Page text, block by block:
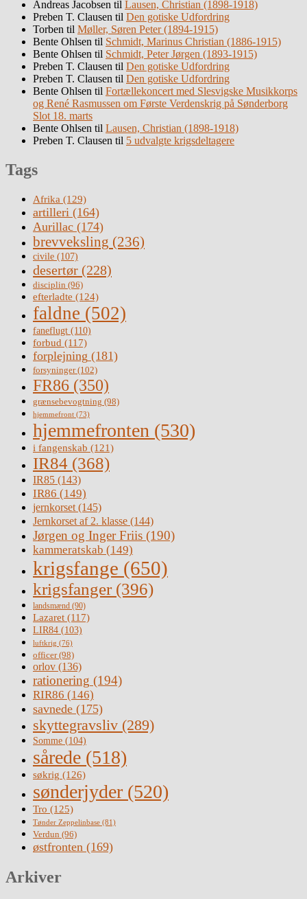
Andreas Jacobsen til Lausen, Christian (1898-1918)
Preben T. Clausen til Den gotiske Udfordring
Torben til Møller, Søren Peter (1894-1915)
Bente Ohlsen til Schmidt, Marinus Christian (1886-1915)
Bente Ohlsen til Schmidt, Peter Jørgen (1893-1915)
Preben T. Clausen til Den gotiske Udfordring
Preben T. Clausen til Den gotiske Udfordring
Bente Ohlsen til Fortællekoncert med Slesvigske Musikkorps
og René Rasmussen om Første Verdenskrig på Sønderborg
Slot 18. marts
Bente Ohlsen til Lausen, Christian (1898-1918)
Preben T. Clausen til 5 udvalgte krigsdeltagere
Tags
Afrika (129)
artilleri (164)
Aurillac (174)
brevveksling (236)
civile (107)
desertør (228)
disciplin (96)
efterladte (124)
faldne (502)
faneflugt (110)
forbud (117)
forplejning (181)
forsyninger(102)
FR86 (350)
grænsebevogtning (98)
hjemmefront (73)
hjemmefronten (530)
i fangenskab (121)
IR84 (368)
IR85 (143)
IR86 (149)
jernkorset(145)
Jernkorset af 2. klasse (144)
Jørgen og Inger Friis (190)
kammeratskab (149)
krigsfange (650)
krigsfanger (396)
landsmænd (90)
Lazaret (117)
LIR84 (103)
luftkrig (76)
officer(98)
orlov (136)
rationering (194)
RIR86 (146)
savnede (175)
skyttegravsliv (289)
Somme (104)
sårede (518)
søkrig (126)
sønderjyder (520)
Tro (125)
Tønder Zeppelinbase (81)
Verdun (96)
østfronten (169)
Arkiver